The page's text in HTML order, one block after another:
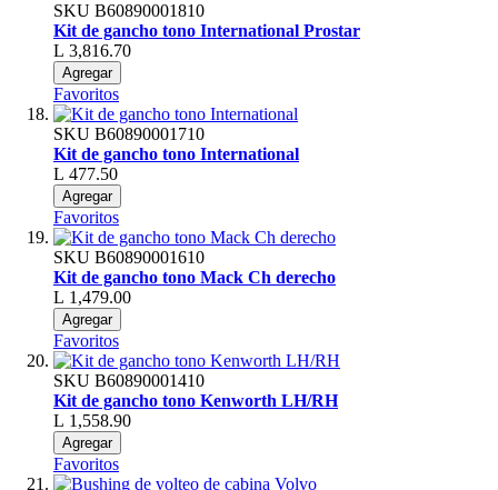
SKU B60890001810
Kit de gancho tono International Prostar
L 3,816.70
Agregar
Favoritos
SKU B60890001710
Kit de gancho tono International
L 477.50
Agregar
Favoritos
SKU B60890001610
Kit de gancho tono Mack Ch derecho
L 1,479.00
Agregar
Favoritos
SKU B60890001410
Kit de gancho tono Kenworth LH/RH
L 1,558.90
Agregar
Favoritos